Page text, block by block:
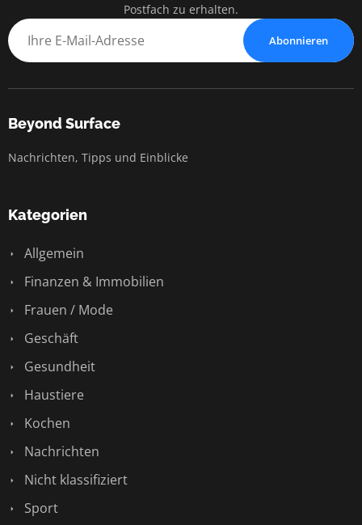
Postfach zu erhalten.
Abonnieren
Beyond Surface
Nachrichten, Tipps und Einblicke
Kategorien
Allgemein
Finanzen & Immobilien
Frauen / Mode
Geschäft
Gesundheit
Haustiere
Kochen
Nachrichten
Nicht klassifiziert
Sport